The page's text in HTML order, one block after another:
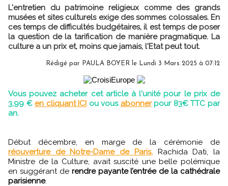
L'entretien du patrimoine religieux comme des grands
musées et sites culturels exige des sommes colossales. En
ces temps de difficultés budgétaires, il est temps de poser
la question de la tarification de manière pragmatique. La
culture a un prix et, moins que jamais, l'Etat peut tout.
Rédigé par PAULA BOYER le Lundi 3 Mars 2025 à 07:12
Vous pouvez acheter cet article à l'unité pour le prix de
3,99 € en cliquant ICI ou vous abonner pour 83€ TTC par
an.
Début décembre, en marge de la cérémonie de
réouverture de Notre-Dame de Paris,Rachida Dati, la
Ministre de la Culture, avait suscité une belle polémique
en suggérant de rendre payante l’entrée de la cathédrale
parisienne.